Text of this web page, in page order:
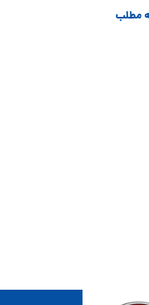
مطلب